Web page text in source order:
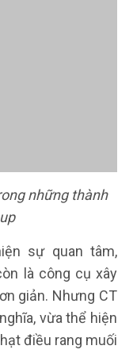
những thành
sự quan tâm,
là công cụ xây
giản. Nhưng CT
vừa thể hiện
điều rang muối